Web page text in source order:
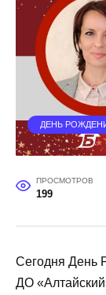
ДЕНЬ
ПРОСМОТРОВ
199
Сегодня День
ДО